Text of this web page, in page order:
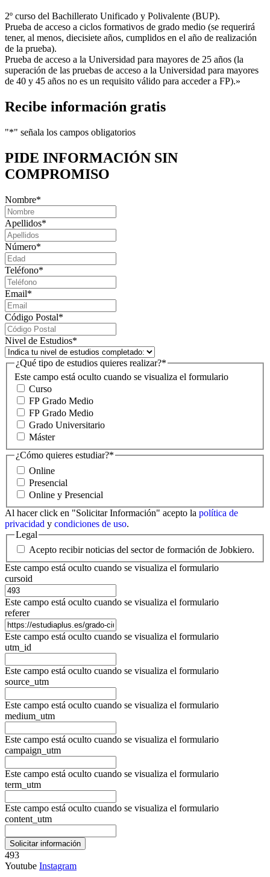
2º curso del Bachillerato Unificado y Polivalente (BUP).
Prueba de acceso a ciclos formativos de grado medio (se requerirá
tener, al menos, diecisiete años, cumplidos en el año de realización
de la prueba).
Prueba de acceso a la Universidad para mayores de 25 años (la
superación de las pruebas de acceso a la Universidad para mayores
de 40 y 45 años no es un requisito válido para acceder a FP).»
Recibe información gratis
"*" señala los campos obligatorios
PIDE INFORMACIÓN SIN
COMPROMISO
Nombre*
Apellidos*
Número*
Teléfono*
Email*
Código Postal*
Nivel de Estudios*
Este campo está oculto cuando se visualiza el formulario
¿Qué tipo de estudios quieres realizar?*
Curso
FP Grado Medio
FP Grado Medio
Grado Universitario
Máster
¿Cómo quieres estudiar?*
Online
Presencial
Online y Presencial
Al hacer click en "Solicitar Información" acepto la política de
privacidad y condiciones de uso.
Legal
Acepto recibir noticias del sector de formación de Jobkiero.
Este campo está oculto cuando se visualiza el formulario
cursoid
Este campo está oculto cuando se visualiza el formulario
referer
Este campo está oculto cuando se visualiza el formulario
utm_id
Este campo está oculto cuando se visualiza el formulario
source_utm
Este campo está oculto cuando se visualiza el formulario
medium_utm
Este campo está oculto cuando se visualiza el formulario
campaign_utm
Este campo está oculto cuando se visualiza el formulario
term_utm
Este campo está oculto cuando se visualiza el formulario
content_utm
493
Youtube Instagram